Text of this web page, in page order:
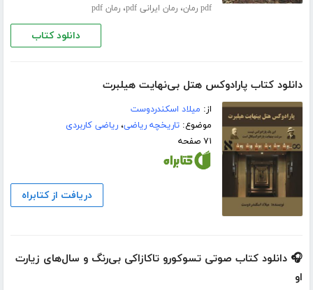
pdf رمان
،رمان ایرانی pdf ،رمان pdf
دانلود کتاب
دانلود کتاب پارادوکس هتل بی‌نهایت هیلبرت
از: میلاد اسکندردوست
موضوع:تاریخچه ریاضی،ریاضی کاربردی
۷۱ صفحه
دریافت از کتابراه
🎧 دانلود کتاب صوتی تسوکورو تاکازاکی بی‌رنگ و سال‌های زیارت
او